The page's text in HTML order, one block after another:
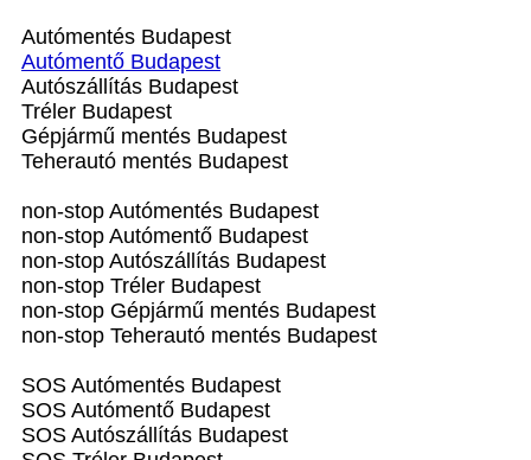
Autómentés Budapest
Autómentő Budapest
Autószállítás Budapest
Tréler Budapest
Gépjármű mentés Budapest
Teherautó mentés Budapest
non-stop Autómentés Budapest
non-stop Autómentő Budapest
non-stop Autószállítás Budapest
non-stop Tréler Budapest
non-stop Gépjármű mentés Budapest
non-stop Teherautó mentés Budapest
SOS Autómentés Budapest
SOS Autómentő Budapest
SOS Autószállítás Budapest